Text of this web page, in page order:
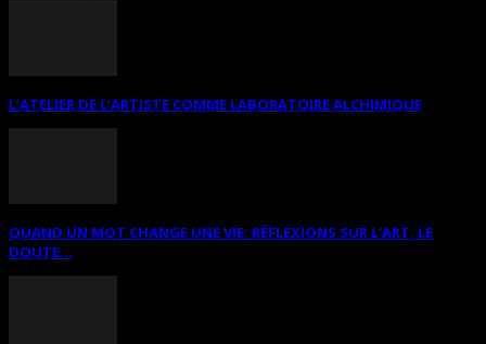
L’ATELIER DE L’ARTISTE COMME LABORATOIRE ALCHIMIQUE
QUAND UN MOT CHANGE UNE VIE: RÉFLEXIONS SUR L’ART, LE
DOUTE...